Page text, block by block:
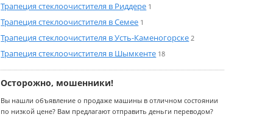
Трапеция стеклоочистителя в Риддере 1
Трапеция стеклоочистителя в Семее 1
Трапеция стеклоочистителя в Усть-Каменогорске 2
Трапеция стеклоочистителя в Шымкенте 18
Осторожно, мошенники!
Вы нашли объявление о продаже машины в отличном состоянии
по низкой цене? Вам предлагают отправить деньги переводом?